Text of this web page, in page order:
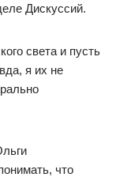
Дискуссий.
света и пусть
я их не
что